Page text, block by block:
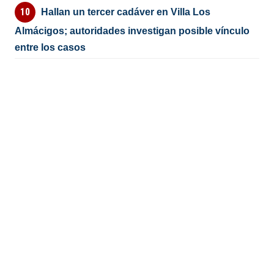
Hallan un tercer cadáver en Villa Los
Almácigos; autoridades investigan posible vínculo
entre los casos